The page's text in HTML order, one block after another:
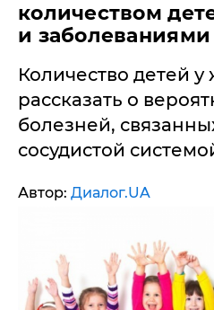
количеством
и
Количество детей
рассказать о
болезней,
сосудистой
Автор: Диалог.UA